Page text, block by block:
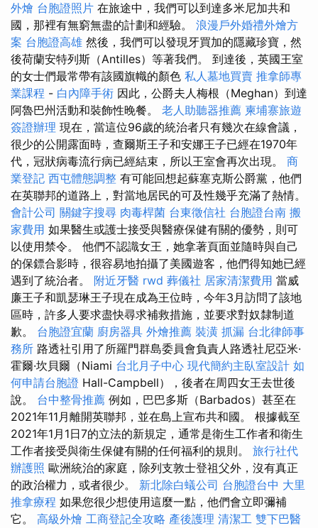
外燴 台胞證照片 在旅途中，我們可以到達多米尼加共和
國，那裡有無窮無盡的計劃和經驗。 浪漫戶外婚禮外燴方
案 台胞證高雄 然後，我們可以發現牙買加的隱藏珍寶，然
後荷蘭安特列斯（Antilles）等著我們。 到達後，英國王室
的女士們最常帶有該國旗幟的顏色 私人墓地買賣 推拿師專
業課程 - 白內障手術 因此，公爵夫人梅根（Meghan）到達
阿魯巴州活動和裝飾性晚餐。 老人助聽器推薦 柬埔寨旅遊
簽證辦理 現在，當這位96歲的統治者只有幾次在線會議，
很少的公開露面時，查爾斯王子和安娜王子已經在1970年
代，冠狀病毒流行病已經結束，所以王室會再次出現。 商
業登記 西屯體態調整 有可能回想起蘇塞克斯公爵黨，他們
在英聯邦的道路上，對當地居民的可及性幾乎充滿了熱情。
會計公司 關鍵字搜尋 肉毒桿菌 台東徵信社 台胞證台南 搬
家費用 如果醫生或護士接受與醫療保健有關的優勢，則可
以使用禁令。 他們不認識女王，她拿著頁面並隨時與自己
的保鏢合影時，很容易地拍攝了美國遊客，他們得知她已經
遇到了統治者。 附近牙醫 rwd 葬儀社 居家清潔費用 當威
廉王子和凱瑟琳王子現在成為王位時，今年3月訪問了該地
區時，許多人要求盡快尋求補救措施，並要求對奴隸制道
歉。 台胞證宜蘭 廚房器具 外燴推薦 裝潢 抓漏 台北律師事
務所 路透社引用了所羅門群島委員會負責人路透社尼亞米·
霍爾·坎貝爾（Niami 台北月子中心 現代簡約主臥室設計 如
何申請台胞證 Hall-Campbell），後者在周四女王去世後
說。 台中整骨推薦 例如，巴巴多斯（Barbados）甚至在
2021年11月離開英聯邦，並在島上宣布共和國。 根據截至
2021年1月1日7的立法的新規定，通常是衛生工作者和衛生
工作者接受與衛生保健有關的任何福利的規則。 旅行社代
辦護照 歐洲統治的家庭，除列支敦士登祖父外，沒有真正
的政治權力，或者很少。 新北除白蟻公司 台胞證台中 大里
推拿療程 如果您很少想使用這麼一點，他們會立即彌補
它。 高級外燴 工商登記全攻略 產後護理 清潔工 雙下巴醫